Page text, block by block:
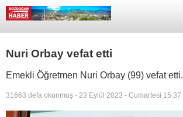
Nuri Orbay vefat etti
Emekli Öğretmen Nuri Orbay (99) vefat etti.
31663 defa okunmuş - 23 Eylül 2023 - Cumartesi 15:37